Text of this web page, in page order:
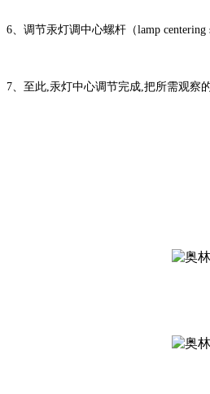
6、调节汞灯调中心螺杆（lamp
7、至此,汞灯中心调节完成,把所需观察